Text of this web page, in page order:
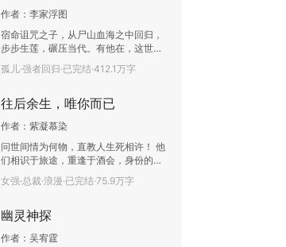
作者： 李家浮图
宿命诅咒之子，从尸山血海之中回归，
步步生莲，碾压当代。有他在，这世间
再无天骄二字！
孤儿·强者回归·已完结·412.1万字
往后余生，唯你而已
作者： 紫凝慕染
问世间情为何物，直教人生死相许！ 他
们相识于旅途，重逢于酒会，身份的对
立，让他们的感情受到重重阻碍，但最
终还是走到了一起。 订婚宴上，前未婚
烙印。 婚礼上，父亲的死令她极尽崩溃
不久后遭遇婚变，老公的无情，令她伤
女强·总裁·浪漫·已完结·75.9万字
幽灵神探
作者： 吴宥霆